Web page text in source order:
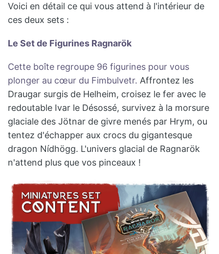
Voici en détail ce qui vous attend à l'intérieur de
ces deux sets :
Le Set de Figurines Ragnarök
Cette boîte regroupe 96 figurines pour vous
plonger au cœur du Fimbulvetr. Affrontez les
Draugar surgis de Helheim, croisez le fer avec le
redoutable Ivar le Désossé, survivez à la morsure
glaciale des Jötnar de givre menés par Hrym, ou
tentez d'échapper aux crocs du gigantesque
dragon Nídhögg. L'univers glacial de Ragnarök
n'attend plus que vos pinceaux !